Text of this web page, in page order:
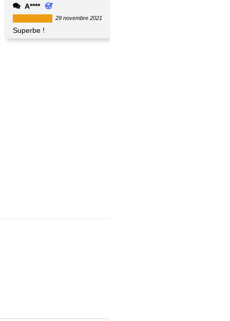
A****
29 novembre 2021
Superbe !